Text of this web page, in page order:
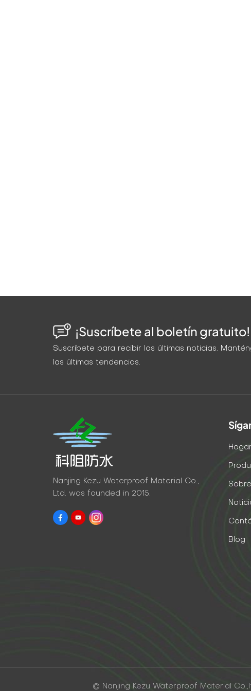
¡Suscríbete al boletín gratuito!
Suscríbete para recibir las últimas noticias.
las últimas tendencias.
Nanjing Kezu Waterproof Material Co.,
Ltd. was founded in 2015.
Blog
© Nanjing Kezu Waterproof Material